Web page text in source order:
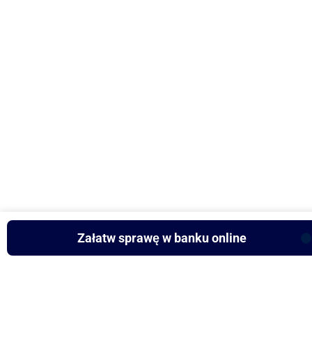
Załatw sprawę w banku online